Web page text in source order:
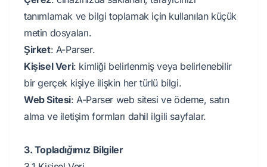
tanımlamak ve bilgi toplamak için kullanılan küçük
metin dosyaları.
Şirket: A-Parser.
Kişisel Veri: kimliği belirlenmiş veya belirlenebilir
bir gerçek kişiye ilişkin her türlü bilgi.
Web Sitesi: A-Parser web sitesi ve ödeme, satın
alma ve iletişim formları dahil ilgili sayfalar.
3. Topladığımız Bilgiler